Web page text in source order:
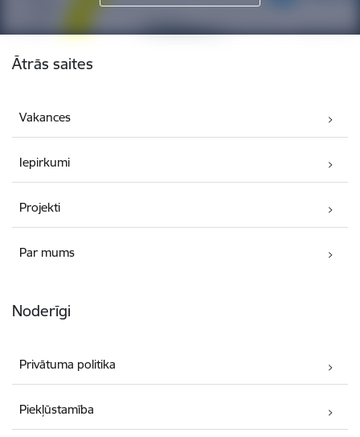
Ātrās saites
Vakances
Iepirkumi
Projekti
Par mums
Noderīgi
Privātuma politika
Piekļūstamība